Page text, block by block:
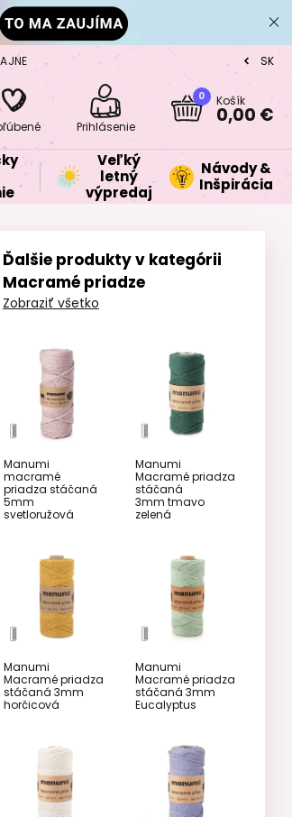
CZ
SK
Prihlásenie
0 Košík
0,00 €
Veľký
letný
výpredaj
Návody &
Inšpirácia
Ďalšie produkty v kategórii
Macramé priadze
Zobraziť všetko
Manumi
macramé
priadza stáčaná
5mm
svetloružová
Manumi
Macramé priadza
stáčaná
3mm tmavo
zelená
Manumi
Macramé priadza
stáčaná 3mm
horčicová
Manumi
Macramé priadza
stáčaná 3mm
Eucalyptus